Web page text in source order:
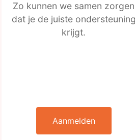
Zo kunnen we samen zorgen
dat je de juiste ondersteuning
krijgt.
Aanmelden